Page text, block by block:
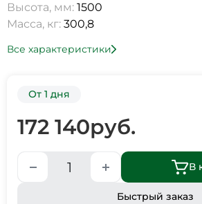
Высота, мм: 1500
Масса, кг: 300,8
Все характеристики
От 1 дня
172 140руб.
В
Быстрый заказ